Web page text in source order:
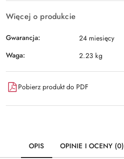
Więcej o produkcie
Gwarancja:
24 miesięcy
Waga:
2.23 kg
Pobierz produkt do PDF
OPIS OPINIE I OCENY (0)